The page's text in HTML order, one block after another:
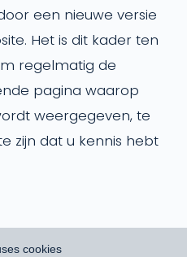
een nieuwe versie
Het is dit kader ten
regelmatig de
pagina waarop
weergegeven, te
zijn dat u kennis hebt
cookies